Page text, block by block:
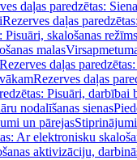
daļas paredzētas:
Rezerves daļas
Pisuāri, skalošanas
malas
Rezerves daļas
Rezerves daļas
Pisuāri, darbībai
nodalīšanas sienas
un pārejasStiprinājumi
Ar elektronisku
aktivizāciju,